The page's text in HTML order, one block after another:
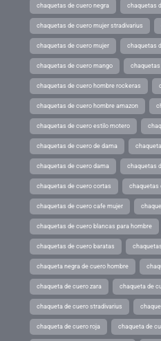
chaquetas de cuero negra chaquetas
chaquetas de cuero mujer stradivarius
chaquetas de cuero mujer chaquetas
chaquetas de cuero mango chaquetas
chaquetas de cuero hombre rockeras
chaquetas de cuero hombre amazon
chaquetas de cuero estilo motero
chaquetas de cuero de dama
chaquetas de cuero dama chaquetas
chaquetas de cuero cortas chaquetas
chaquetas de cuero cafe mujer
chaquetas de cuero blancas para hombre
chaquetas de cuero baratas
chaqueta negra de cuero hombre
chaqueta de cuero zara chaqueta de
chaqueta de cuero stradivarius
chaqueta de cuero roja chaqueta de